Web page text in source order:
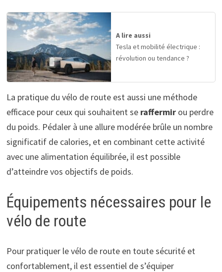
A lire aussi
Tesla et mobilité électrique :
révolution ou tendance ?
La pratique du vélo de route est aussi une méthode
efficace pour ceux qui souhaitent se raffermirou perdre
du poids. Pédaler à une allure modérée brûle un nombre
significatif de calories, et en combinant cette activité
avec une alimentation équilibrée, il est possible
d’atteindre vos objectifs de poids.
Équipements nécessaires pour le
vélo de route
Pour pratiquer le vélo de route en toute sécurité et
confortablement, il est essentiel de s’équiper